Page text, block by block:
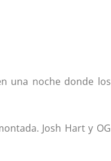
una noche donde los
Josh Hart y OG